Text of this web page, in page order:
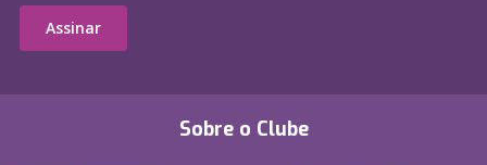
Sobre o Clube
Assinar